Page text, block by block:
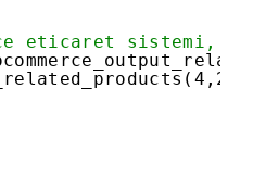
eticaret sistemi,